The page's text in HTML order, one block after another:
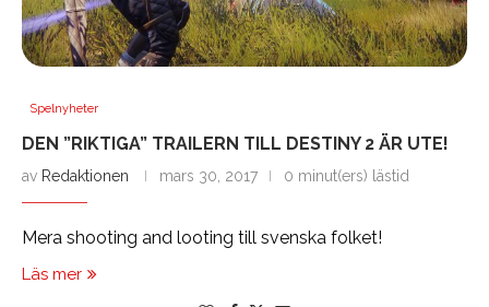
Spelnyheter
DEN ”RIKTIGA” TRAILERN TILL DESTINY 2 ÄR UTE!
av Redaktionen mars 30, 2017 0 minut(ers) lästid
Mera shooting and looting till svenska folket!
Läs mer